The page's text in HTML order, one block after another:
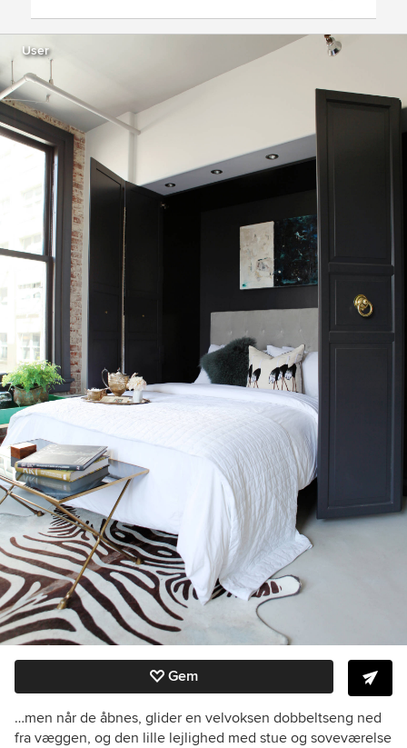
User
Gem
…men når de åbnes, glider en velvoksen dobbeltseng ned
fra væggen, og den lille lejlighed med stue og soveværelse